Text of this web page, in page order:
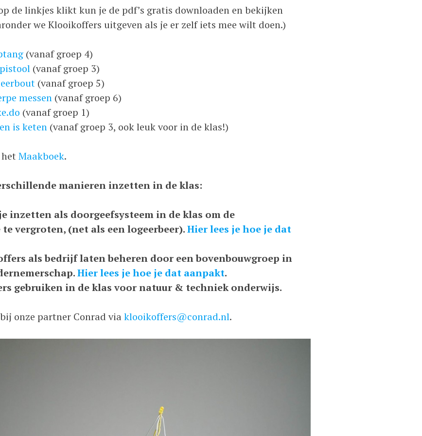
de linkjes klikt kun je de pdf’s gratis downloaden en bekijken
we Klooikoffers uitgeven als je er zelf iets mee wilt doen.)
(vanaf groep 4)
(vanaf groep 3)
(vanaf groep 5)
messen(vanaf groep 6)
(vanaf groep 1)
is keten(vanaf groep 3, ook leuk voor in de klas!)
Maakboek.
manieren inzetten in de klas:
inzetten als doorgeefsysteem in de klas om de
vergroten, (net als een logeerbeer).Hier lees je hoe je dat
als bedrijf laten beheren door een bovenbouwgroep in
Hier lees je hoe je dat aanpakt.
gebruiken in de klas voor natuur & techniek onderwijs.
onze partner Conrad via klooikoffers@conrad.nl.